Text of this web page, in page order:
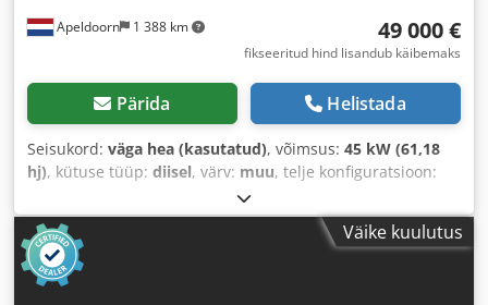
Apeldoorn 1 388 km 49 000 €
fikseeritud hind lisandub käibemaks
Pärida Helistada
Seisukord: väga hea (kasutatud), võimsus: 45 kW (61,18
hj), kütuse tüüp: diisel, värv: muu, telje konfiguratsioon:
, Ehitusaasta:
h, Varustus:nelikvedu,
Väike kuulutus